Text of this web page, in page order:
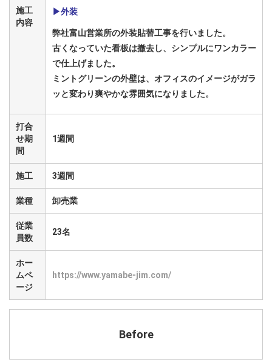
施工
内容
▶外装
弊社富山営業所の外装貼替工事を行いました。
古くなっていた看板は撤去し、シンプルにワンカラー
で仕上げました。
ミントグリーンの外壁は、オフィスのイメージがガラ
ッと変わり爽やかな雰囲気になりました。
打合
せ期
間
1週間
施工 3週間
業種 卸売業
従業
員数
23名
ホー
ムペ
ージ
https://www.yamabe-jim.com/
Before